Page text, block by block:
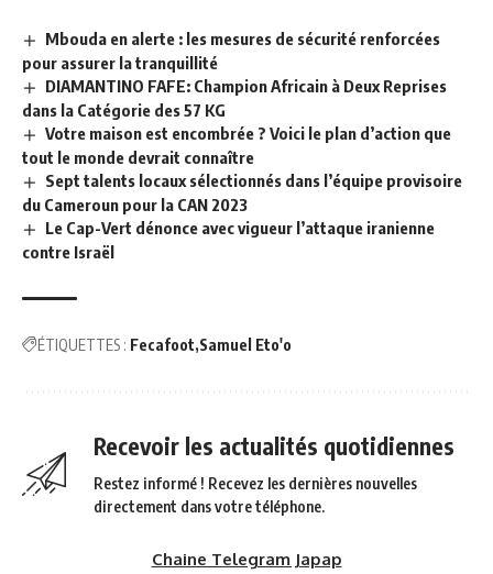
Mbouda en alerte : les mesures de sécurité renforcées
pour assurer la tranquillité
DIAMANTINO FAFE: Champion Africain à Deux Reprises
dans la Catégorie des 57 KG
Votre maison est encombrée ? Voici le plan d’action que
tout le monde devrait connaître
Sept talents locaux sélectionnés dans l’équipe provisoire
du Cameroun pour la CAN 2023
Le Cap-Vert dénonce avec vigueur l’attaque iranienne
contre Israël
ÉTIQUETTES : Fecafoot Samuel Eto'o
Recevoir les actualités quotidiennes
Restez informé ! Recevez les dernières nouvelles
directement dans votre téléphone.
Chaine Telegram Japap